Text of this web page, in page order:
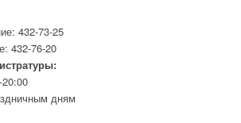
432-73-25
432-76-20
дням